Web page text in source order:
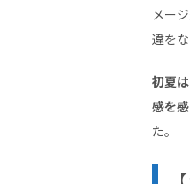
メー
違を
初夏
感を
た。